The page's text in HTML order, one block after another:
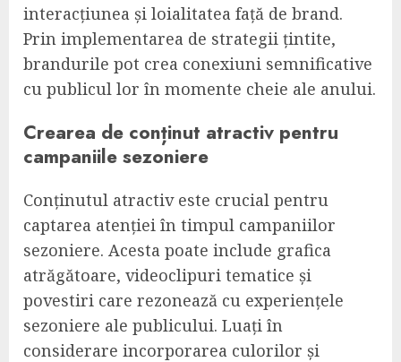
interacțiunea și loialitatea față de brand.
Prin implementarea de strategii țintite,
brandurile pot crea conexiuni semnificative
cu publicul lor în momente cheie ale anului.
Crearea de conținut atractiv pentru
campaniile sezoniere
Conținutul atractiv este crucial pentru
captarea atenției în timpul campaniilor
sezoniere. Acesta poate include grafica
atrăgătoare, videoclipuri tematice și
povestiri care rezonează cu experiențele
sezoniere ale publicului. Luați în
considerare incorporarea culorilor și